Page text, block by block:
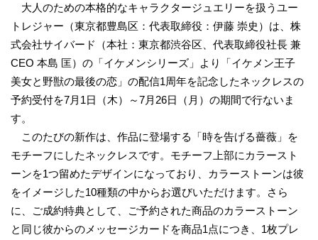
大人のための本格的なキャラクタージュエリーを扱うユー
トレジャー（東京都豊島区：代表取締役：伊藤 崇史）は、株
式会社サイバード（本社：東京都渋谷区、代表取締役社長 兼
CEO 本島 匡）の「イケメンシリーズ」より「イケメン王子
美女と野獣の最後の恋」の配信1周年を記念したネックレスの
予約受付を7月1日（木）～7月26日（月）の期間で行ないま
す。
このたびの新作は、作品に登場する「時を告げる薔薇」を
モチーフにしたネックレスです。モチーフ上部にカラースト
ーンを1つ留めたデザインになっており、カラーストーンは彼
をイメージした10種類の中からお選びいただけます。さら
に、ご成約特典として、ご予約された商品のカラーストーン
と同じ彼からのメッセージカードを商品1点につき、1枚プレ